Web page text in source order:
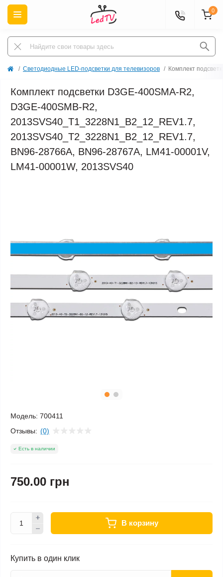
0
Светодиодные LED-подсветки для телевизоров Комплект
Комплект подсветки D3GE-400SMA-R2,
D3GE-400SMB-R2,
2013SVS40_T1_3228N1_B2_12_REV1.7,
2013SVS40_T2_3228N1_B2_12_REV1.7,
BN96-28766A, BN96-28767A, LM41-00001V,
LM41-00001W, 2013SVS40
Модель: 700411
Отзывы: (0)
Есть в наличии
750.00 грн
В корзину
Купить в один клик